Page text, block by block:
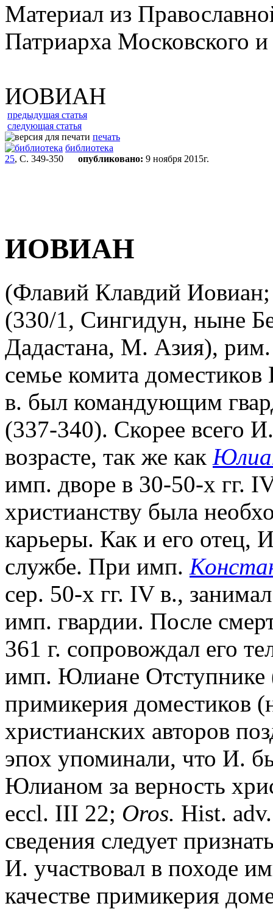
Материал из
Патриарха Московского
ИОВИАН
предыдущая статья
следующая статья
печать
библиотека
25, С. 349-350 опубликовано: 9 ноября 2015г.
ИОВИАН
(Флавий Клавдий
(330/1, Сингидун, ныне
Дадастана, М. Азия),
семье комита
в. был командующим
(337-340). Скорее всего
возрасте, так же как
имп. дворе в 30-50-х гг.
христианству была
карьеры. Как и его отец,
службе. При имп.
сер. 50-х гг. IV в.,
имп. гвардии. После
361 г. сопровождал его
имп. Юлиане Отступнике
примикерия доместиков
христианских авторов
эпох упоминали, что И.
Юлианом за верность
eccl. III 22; Oros. Hist.
сведения следует
И. участвовал в походе
качестве примикерия